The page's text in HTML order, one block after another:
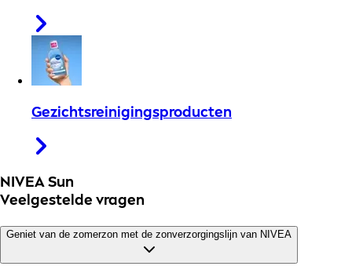
Gezichtsreinigingsproducten
NIVEA Sun
Veelgestelde vragen
Geniet van de zomerzon met de zonverzorgingslijn van NIVEA